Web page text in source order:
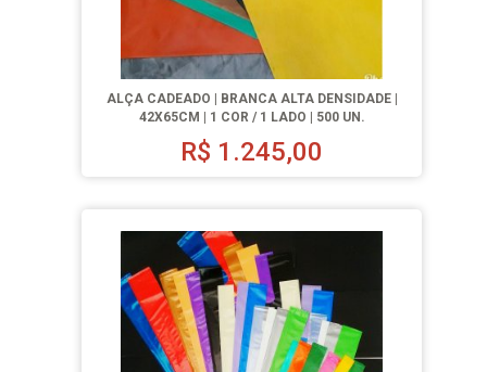
ALÇA CADEADO | BRANCA ALTA DENSIDADE |
42X65CM | 1 COR / 1 LADO | 500 UN.
R$ 1.245,00